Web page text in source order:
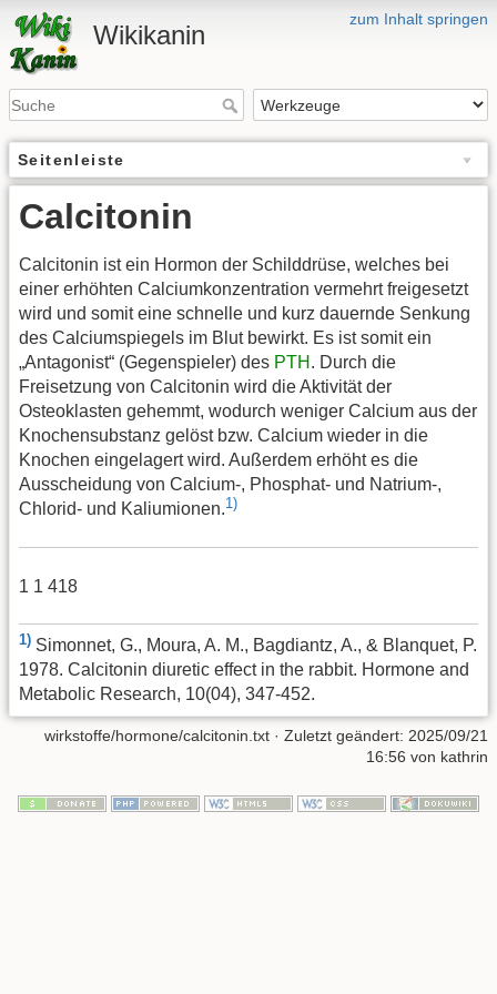
zum Inhalt springen
Wikikanin
Seitenleiste
Calcitonin
Calcitonin ist ein Hormon der Schilddrüse, welches bei
einer erhöhten Calciumkonzentration vermehrt freigesetzt
wird und somit eine schnelle und kurz dauernde Senkung
des Calciumspiegels im Blut bewirkt. Es ist somit ein
„Antagonist“ (Gegenspieler) des PTH . Durch die
Freisetzung von Calcitonin wird die Aktivität der
Osteoklasten gehemmt, wodurch weniger Calcium aus der
Knochensubstanz gelöst bzw. Calcium wieder in die
Knochen eingelagert wird. Außerdem erhöht es die
Ausscheidung von Calcium-, Phosphat- und Natrium-,
Chlorid- und Kaliumionen.1)
1 1 418
1) Simonnet, G., Moura, A. M., Bagdiantz, A., & Blanquet, P.
1978. Calcitonin diuretic effect in the rabbit. Hormone and
Metabolic Research, 10(04), 347-452.
wirkstoffe/hormone/calcitonin.txt · Zuletzt geändert: 2025/09/21
16:56 von kathrin